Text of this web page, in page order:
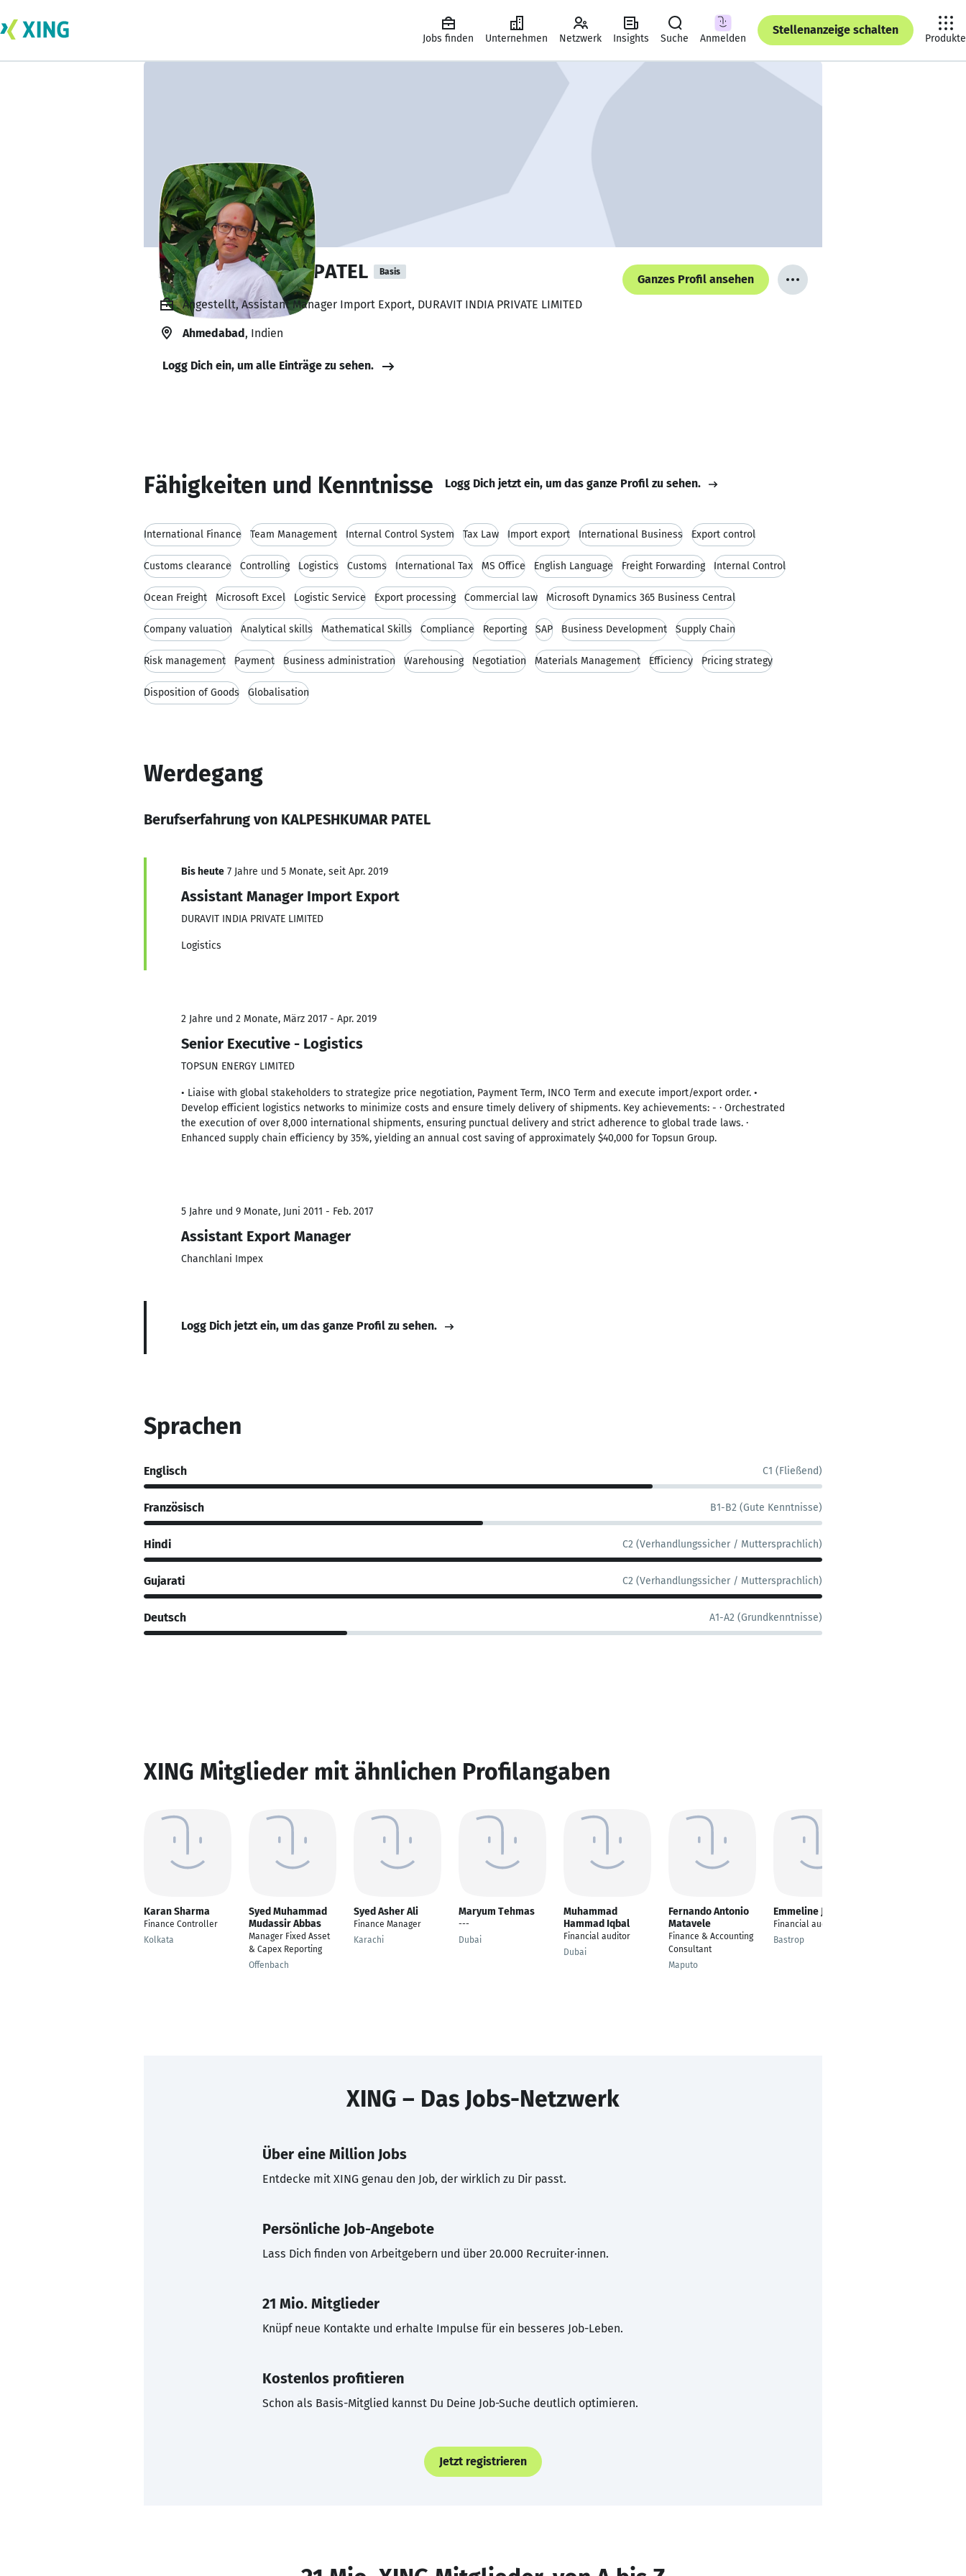
Jobs finden Unternehmen Netzwerk Insights Suche Anmelden
Stellenanzeige schalten
Produkte
KALPESHKUMAR PATEL Basis
Ganzes Profil ansehen
Angestellt, Assistant Manager Import Export, DURAVIT INDIA PRIVATE LIMITED
Ahmedabad, Indien
Logg Dich ein, um alle Einträge zu sehen.
Fähigkeiten und Kenntnisse Logg Dich jetzt ein, um das ganze Profil zu sehen.
International Finance Team Management Internal Control System Tax Law Import export International Business Export control
Customs clearance Controlling Logistics Customs International Tax MS Office English Language Freight Forwarding Internal Control
Ocean Freight Microsoft Excel Logistic Service Export processing Commercial law Microsoft Dynamics 365 Business Central
Company valuation Analytical skills Mathematical Skills Compliance Reporting SAP Business Development Supply Chain
Risk management Payment Business administration Warehousing Negotiation Materials Management Efficiency Pricing strategy
Disposition of Goods Globalisation
Werdegang
Berufserfahrung von KALPESHKUMAR PATEL
Bis heute 7 Jahre und 5 Monate, seit Apr. 2019
Assistant Manager Import Export
DURAVIT INDIA PRIVATE LIMITED
Logistics
2 Jahre und 2 Monate, März 2017 - Apr. 2019
Senior Executive - Logistics
TOPSUN ENERGY LIMITED
• Liaise with global stakeholders to strategize price negotiation, Payment Term, INCO Term and execute import/export order. •
Develop efficient logistics networks to minimize costs and ensure timely delivery of shipments. Key achievements: - · Orchestrated
the execution of over 8,000 international shipments, ensuring punctual delivery and strict adherence to global trade laws. ·
Enhanced supply chain efficiency by 35%, yielding an annual cost saving of approximately $40,000 for Topsun Group.
5 Jahre und 9 Monate, Juni 2011 - Feb. 2017
Assistant Export Manager
Chanchlani Impex
Logg Dich jetzt ein, um das ganze Profil zu sehen.
Sprachen
Englisch C1 (Fließend)
Französisch B1-B2 (Gute Kenntnisse)
Hindi C2 (Verhandlungssicher / Muttersprachlich)
Gujarati C2 (Verhandlungssicher / Muttersprachlich)
Deutsch A1-A2 (Grundkenntnisse)
XING Mitglieder mit ähnlichen Profilangaben
Karan Sharma
Finance Controller
Kolkata
Syed Muhammad
Mudassir Abbas
Manager Fixed Asset
& Capex Reporting
Offenbach
Syed Asher Ali
Finance Manager
Karachi
Maryum Tehmas
---
Dubai
Muhammad
Hammad Iqbal
Financial auditor
Dubai
Fernando Antonio
Matavele
Finance & Accounting
Consultant
Maputo
Emmeline Jürgen
Financial auditor
Bastrop
XING – Das Jobs-Netzwerk
Über eine Million Jobs
Entdecke mit XING genau den Job, der wirklich zu Dir passt.
Persönliche Job-Angebote
Lass Dich finden von Arbeitgebern und über 20.000 Recruiter·innen.
21 Mio. Mitglieder
Knüpf neue Kontakte und erhalte Impulse für ein besseres Job-Leben.
Kostenlos profitieren
Schon als Basis-Mitglied kannst Du Deine Job-Suche deutlich optimieren.
Jetzt registrieren